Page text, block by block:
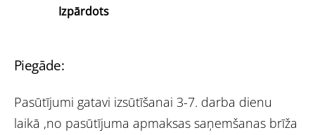
Piegāde:
Pasūtījumi gatavi izsūtīšanai 3-7. darba dienu
laikā ,no pasūtījuma apmaksas saņemšanas brīža
Izpārdots